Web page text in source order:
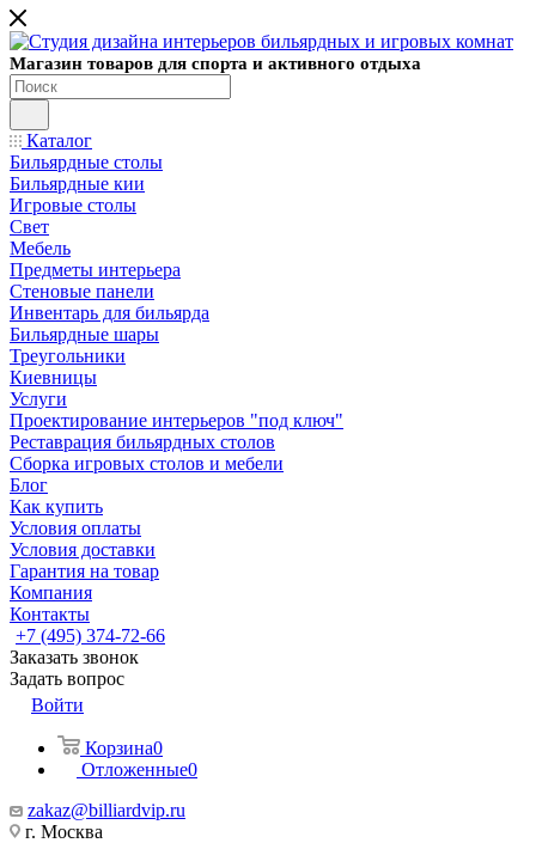
Магазин товаров для спорта и активного отдыха
Каталог
Бильярдные столы
Бильярдные кии
Игровые столы
Свет
Мебель
Предметы интерьера
Стеновые панели
Инвентарь для бильярда
Бильярдные шары
Треугольники
Киевницы
Услуги
Проектирование интерьеров "под ключ"
Реставрация бильярдных столов
Сборка игровых столов и мебели
Блог
Как купить
Условия оплаты
Условия доставки
Гарантия на товар
Компания
Контакты
+7 (495) 374-72-66
Заказать звонок
Задать вопрос
Войти
Корзина0
Отложенные0
zakaz@billiardvip.ru
г. Москва